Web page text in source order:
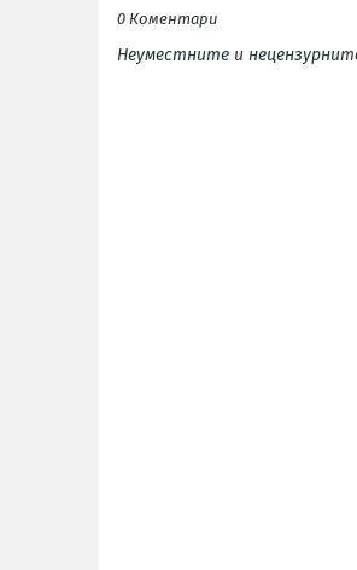
0 Коментари
Неуместните и